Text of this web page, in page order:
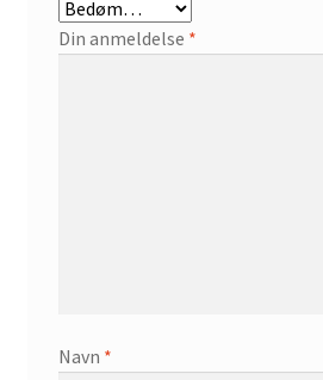
Din anmeldelse *
Navn *